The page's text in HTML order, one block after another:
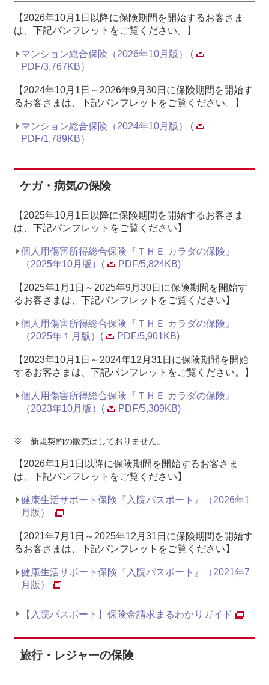
【2026年10月1日以降に保険期間を開始するお客さま
は、下記パンフレットをご覧ください。】
マンション総合保険（2026年10月版） (
PDF/3,767KB）
【2024年10月1日～2026年9月30日に保険期間を開始す
るお客さまは、下記パンフレットをご覧ください。】
マンション総合保険（2024年10月版） (
PDF/1,789KB）
ケガ・病気の保険
【2025年10月1日以降に保険期間を開始するお客さま
は、下記パンフレットをご覧ください】​
個人用傷害所得総合保険『ＴＨＥ カラダの保険』
（2025年10月版）(
PDF/5,824KB)
【2025年1月1日～2025年9月30日に保険期間を開始す
るお客さまは、下記パンフレットをご覧ください】
個人用傷害所得総合保険『ＴＨＥ カラダの保険』
（2025年１月版）(
PDF/5,901KB)
【2023年10月1日～2024年12月31日に保険期間を開始
するお客さまは、下記パンフレットをご覧ください。】
個人用傷害所得総合保険『ＴＨＥ カラダの保険』
（2023年10月版）(
PDF/5,309KB)
※ 新規契約の販売はしておりません。
【2026年1月1日以降に保険期間を開始するお客さま
は、下記パンフレットをご覧ください】
健康生活サポート保険『入院パスポート』（2026年1
月版）
【2021年7月1日～2025年12月31日に保険期間を開始す
るお客さまは、下記パンフレットをご覧ください】
健康生活サポート保険『入院パスポート』（2021年7
月版）
【入院パスポート】保険金請求まるわかりガイド
旅行・レジャーの保険